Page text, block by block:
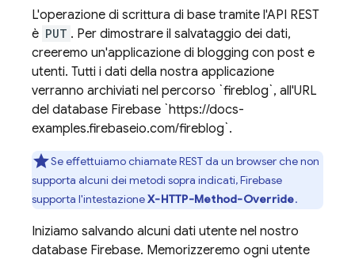
L'operazione di scrittura di base tramite l'API REST
è PUT . Per dimostrare il salvataggio dei dati,
creeremo un'applicazione di blogging con post e
utenti. Tutti i dati della nostra applicazione
verranno archiviati nel percorso `fireblog`, all'URL
del database Firebase `https://docs-
examples.firebaseio.com/fireblog`.
Se effettuiamo chiamate REST da un browser che non
supporta alcuni dei metodi sopra indicati, Firebase
supporta l'intestazioneX-HTTP-Method-Override.
Iniziamo salvando alcuni dati utente nel nostro
database Firebase. Memorizzeremo ogni utente